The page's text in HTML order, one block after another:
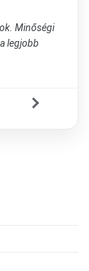
Minőségi
legjobb